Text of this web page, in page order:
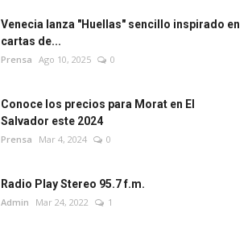
Venecia lanza "Huellas" sencillo inspirado en
cartas de...
Prensa Ago 10, 2025 0
Conoce los precios para Morat en El
Salvador este 2024
Prensa Mar 4, 2024 0
Radio Play Stereo 95.7 f.m.
Admin Mar 24, 2022 1